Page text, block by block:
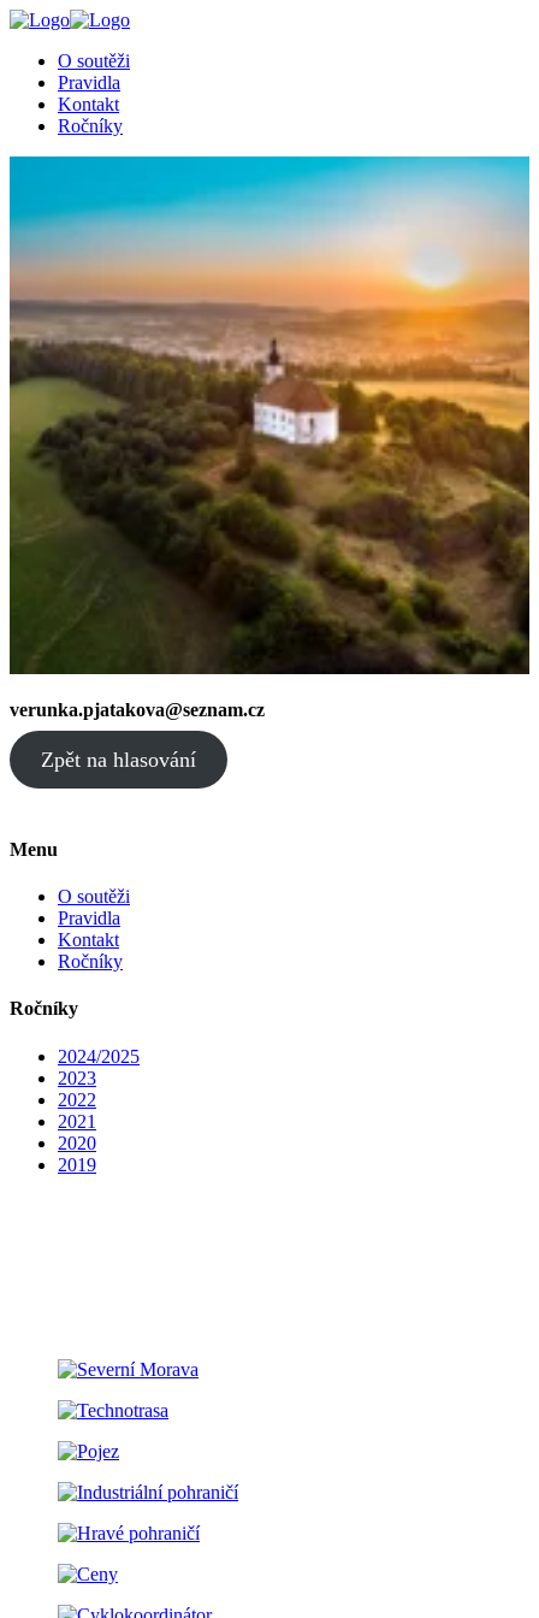
O soutěži
Pravidla
Kontakt
Ročníky
verunka.pjatakova@seznam.cz
Zpět na hlasování
Menu
O soutěži
Pravidla
Kontakt
Ročníky
Ročníky
2024/2025
2023
2022
2021
2020
2019